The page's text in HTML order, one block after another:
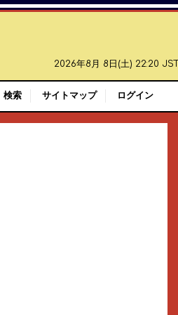
2026年8月 8日(土) 22:20 JST
検索 サイトマップ ログイン